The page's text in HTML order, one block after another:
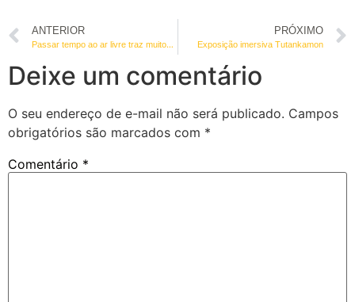
ANTERIOR
Passar tempo ao ar livre traz muitos benefícios à saúde
PRÓXIMO
Exposição imersiva Tutankamon
Deixe um comentário
O seu endereço de e-mail não será publicado. Campos
obrigatórios são marcados com *
Comentário *